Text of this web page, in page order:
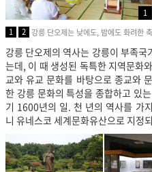
1
1
2 강릉 단오제는 낮에도, 밤에도 화려한
강릉 단오제의 역사는 강릉이 부족
는데, 이 때 생성된 독특한 지역문화
교와 유교 문화를 바탕으로 종교와
한 강릉 문화의 특성을 종합하고 있
기 1600년의 일. 천 년의 역사를 가
니 유네스코 세계문화유산으로 지정